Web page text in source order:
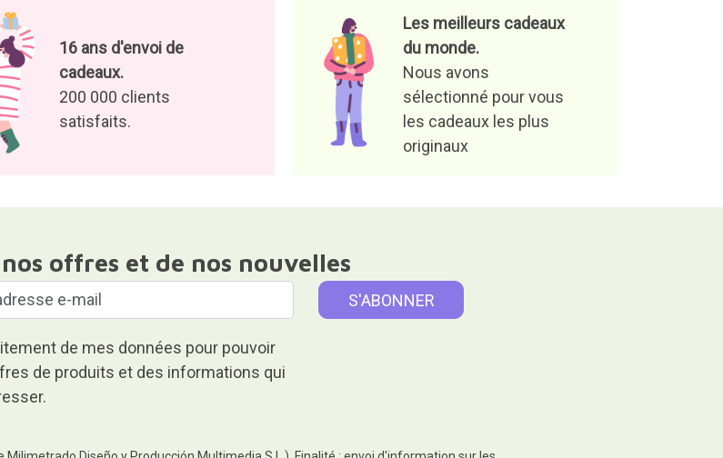
16 ans d'envoi de
cadeaux.
200 000 clients
satisfaits.
Les meilleurs cadeaux
du monde.
Nous avons
sélectionné pour vous
les cadeaux les plus
originaux
offres et de nos nouvelles
de mes données pour pouvoir
de produits et des informations qui